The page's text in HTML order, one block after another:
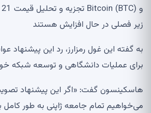
زیر فصلی در حال افزایش هستند
به گفته این غول رمزارز، رد این پیشنهاد
برای عملیات دانشگاهی و توسعه شبکه
هاسکینسون گفت: «اگر این پیشنهاد
می‌خواهیم تمام جامعه ژاپنی به طور کامل